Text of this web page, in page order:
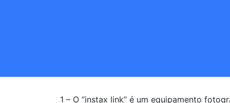
1 – O “instax link” é um equipamento